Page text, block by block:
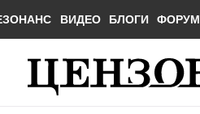
ВИДЕО БЛОГИ ФОРУМ